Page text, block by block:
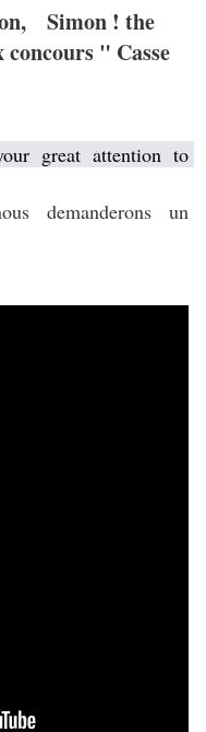
Simon ! the
" Casse
great attention to
demanderons un